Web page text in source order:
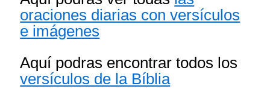
oraciones diarias con versículos
e imágenes
Aquí podras encontrar todos los
versículos de la Bíblia